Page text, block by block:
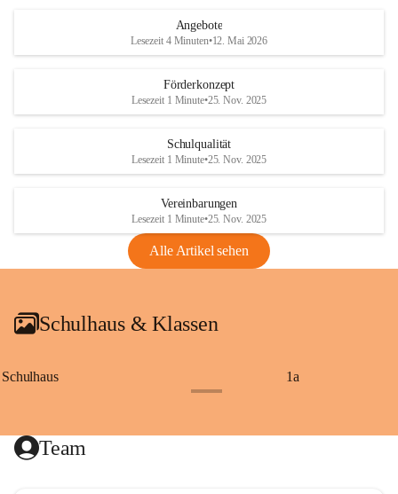
Angebote
Lesezeit 4 Minuten•12. Mai 2026
Förderkonzept
Lesezeit 1 Minute•25. Nov. 2025
Schulqualität
Lesezeit 1 Minute•25. Nov. 2025
Vereinbarungen
Lesezeit 1 Minute•25. Nov. 2025
Alle Artikel sehen
Schulhaus & Klassen
Schulhaus 1a
Team